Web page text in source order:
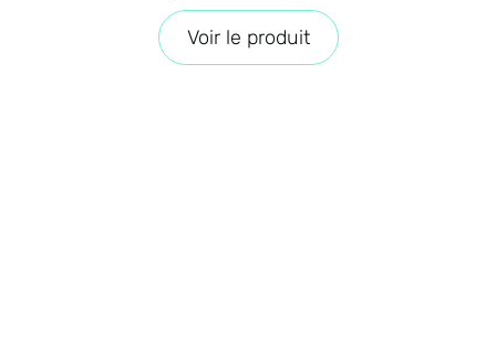
Voir le produit